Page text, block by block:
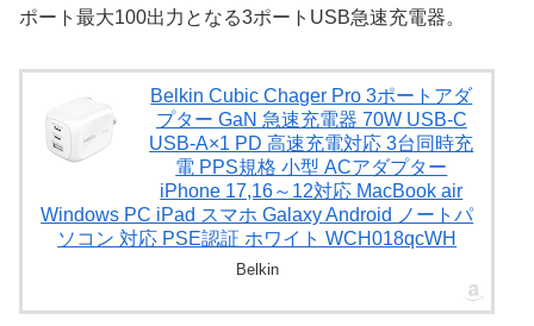
ポート最大100出力となる3ポートUSB急速充電器。
Belkin Cubic Chager Pro 3ポートアダ
プター GaN 急速充電器 70W USB-C
USB-A×1 PD 高速充電対応 3台同時充
電 PPS規格 小型 ACアダプター
iPhone 17,16～12対応 MacBook air
Windows PC iPad スマホ Galaxy Android ノートパ
ソコン 対応 PSE認証 ホワイト WCH018qcWH
Belkin